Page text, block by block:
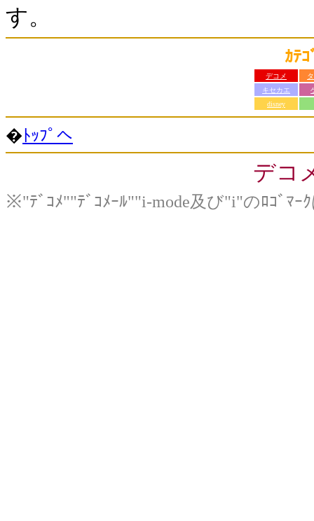
す。
ｶﾃ
デコメ
キセカエ
disney
�ﾄｯﾌﾟへ
デコ
※"ﾃﾞｺﾒ""ﾃﾞｺﾒｰﾙ""i-mode及び"i"のﾛｺﾞﾏｰ